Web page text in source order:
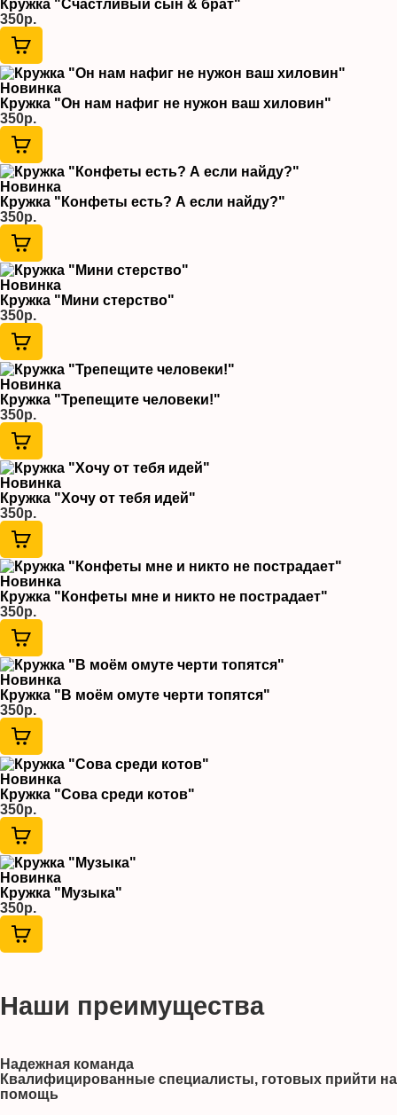
Кружка "Счастливый сын & брат"
350р.
Новинка
Кружка "Он нам нафиг не нужон ваш хиловин"
350р.
Новинка
Кружка "Конфеты есть? А если найду?"
350р.
Новинка
Кружка "Мини стерство"
350р.
Новинка
Кружка "Трепещите человеки!"
350р.
Новинка
Кружка "Хочу от тебя идей"
350р.
Новинка
Кружка "Конфеты мне и никто не пострадает"
350р.
Новинка
Кружка "В моём омуте черти топятся"
350р.
Новинка
Кружка "Сова среди котов"
350р.
Новинка
Кружка "Музыка"
350р.
Наши преимущества
Надежная команда
Квалифицированные специалисты, готовых прийти на
помощь